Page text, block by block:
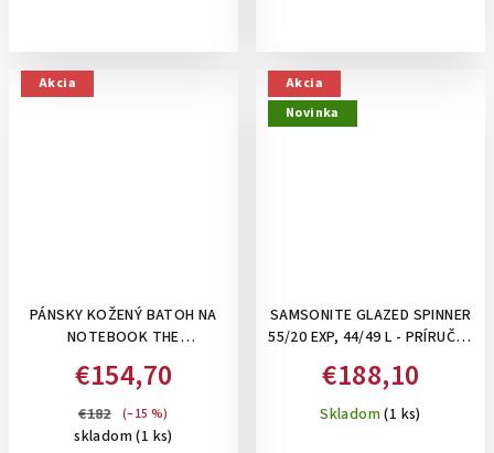
Akcia
PÁNSKY KOŽENÝ BATOH NA
NOTEBOOK THE
KOŇAKOVÝ
€154,70
€182 (–15 %)
skladom(1 ks)
Akcia
Novinka
SAMSONITE GLAZED SPINNER
55/20 EXP, 44/49 L - PRÍRUČNÝ
NOTEBOOK, ROZŠÍRITEĽNÝ:
SAGE GREEN
€188,10
Skladom(1 ks)